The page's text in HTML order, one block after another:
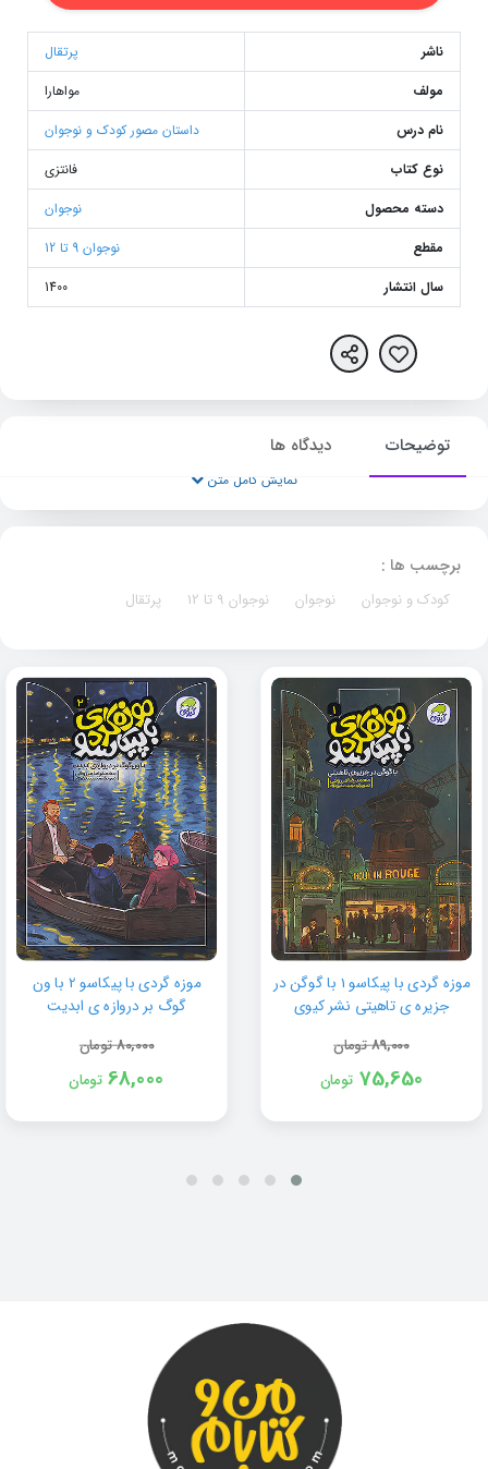
ناشر
پرتقال
مولف
مواهارا
نام درس
داستان مصور کودک و نوجوان
نوع کتاب
فانتزی
دسته محصول
نوجوان
مقطع
نوجوان 9 تا 12
سال انتشار
1400
توضیحات دیدگاه ها
نمایش کامل متن
برچسب ها :
کودک و نوجوان نوجوان نوجوان 9 تا 12 پرتقال
موزه گردی با پیکاسو 1 با گوگن در
جزیره ی تاهیتی نشر کیوی
89,000تومان
75,650 تومان
موزه گردی با پیکاسو 2 با ون
گوگ بر دروازه ی ابدیت
80,000تومان
68,000 تومان